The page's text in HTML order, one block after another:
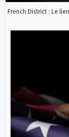
French District : Le